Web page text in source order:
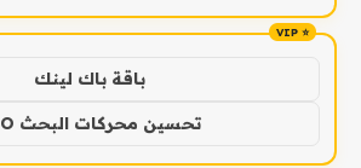
باقة باك لينك
تحسين محركات البحث SEO